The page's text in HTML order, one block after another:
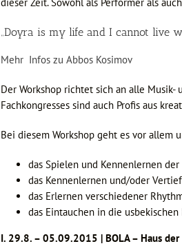
„Doyra is my life and I cannot live
Mehr Infos zu Abbos Kosimov
Der Workshop richtet sich an alle
Fachkongresses sind auch Profis aus
Bei diesem Workshop geht es vor allem
das Spielen und Kennenlernen
das Kennenlernen und/oder
das Erlernen verschiedener
das Eintauchen in die
I. 29.8. – 05.09.2015 | BOLA – Haus